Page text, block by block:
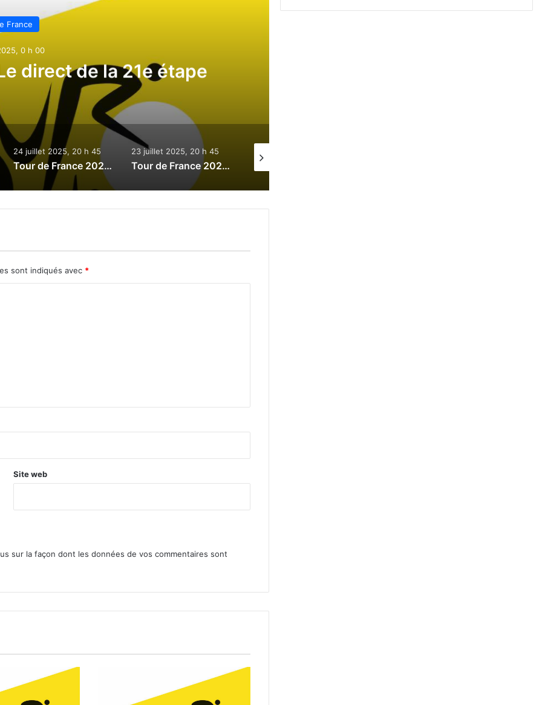
France
0 h 00
direct de la 21e étape
24 juillet 2025, 20 h 45
Tour de France 2025 : Le direct de la 19e étape
23 juillet 2025, 20 h 45
Tour de France 2025 : Le direct de la 18e étape
sont indiqués avec *
Site web
sur la façon dont les données de vos commentaires sont